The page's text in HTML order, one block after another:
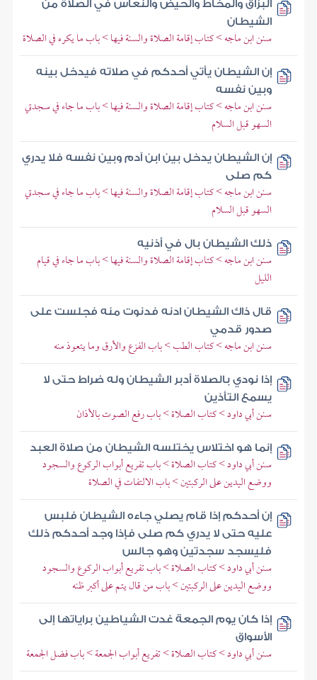
البزاق والمخاط والحيض والنعاس في الصلاة من
الشيطان
سنن ابن ماجه > كتاب إقامة الصلاة والسنة فيها > باب ما يكره في الصلاة
إن الشيطان يأتي أحدكم في صلاته فيدخل بينه
وبين نفسه
سنن ابن ماجه > كتاب إقامة الصلاة والسنة فيها > باب ما جاء في سجدتي
السهو قبل السلام
إن الشيطان يدخل بين ابن آدم وبين نفسه فلا يدري
كم صلى
سنن ابن ماجه > كتاب إقامة الصلاة والسنة فيها > باب ما جاء في سجدتي
السهو قبل السلام
ذلك الشيطان بال في أذنيه
سنن ابن ماجه > كتاب إقامة الصلاة والسنة فيها > باب ما جاء في قيام
الليل
قال ذاك الشيطان ادنه فدنوت منه فجلست على
صدور قدمي
سنن ابن ماجه > كتاب الطب > باب الفزع والأرق وما يتعوذ منه
إذا نودي بالصلاة أدبر الشيطان وله ضراط حتى لا
يسمع التأذين
سنن أبي داود > كتاب الصلاة > باب رفع الصوت بالأذان
إنما هو اختلاس يختلسه الشيطان من صلاة العبد
سنن أبي داود > كتاب الصلاة > باب تفريع أبواب الركوع والسجود
ووضع اليدين على الركبتين > باب الالتفات في الصلاة
إن أحدكم إذا قام يصلي جاءه الشيطان فلبس
عليه حتى لا يدري كم صلى فإذا وجد أحدكم ذلك
فليسجد سجدتين وهو جالس
سنن أبي داود > كتاب الصلاة > باب تفريع أبواب الركوع والسجود
ووضع اليدين على الركبتين > باب من قال يتم على أكبر ظنه
إذا كان يوم الجمعة غدت الشياطين براياتها إلى
الأسواق
سنن أبي داود > كتاب الصلاة > تفريع أبواب الجمعة > باب فضل الجمعة